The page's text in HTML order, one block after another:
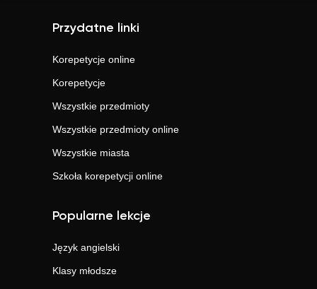
Przydatne linki
Korepetycje online
Korepetycje
Wszystkie przedmioty
Wszystkie przedmioty online
Wszystkie miasta
Szkoła korepetycji online
Popularne lekcje
Język angielski
Klasy młodsze